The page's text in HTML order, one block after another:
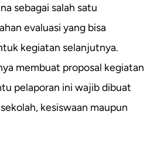
sebagai salah satu
evaluasi yang bisa
kegiatan selanjutnya.
membuat proposal kegiatan
pelaporan ini wajib dibuat
kesiswaan maupun